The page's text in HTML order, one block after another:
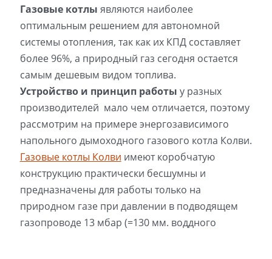
Газовые котлы являются наиболее
оптимальным решением для автономной
системы отопления, так как их КПД составляет
более 96%, а природный газ сегодня остается
самым дешевым видом топлива.
Устройство и принцип работы у разных
производителей мало чем отличается, поэтому
рассмотрим на примере энергозависимого
напольного дымоходного газового котла Колви.
Газовые котлы Колви имеют коробчатую
конструкцию практически бесшумны и
предназначены для работы только на
природном газе при давлении в подводящем
газопроводе 13 мбар (=130 мм. воддного